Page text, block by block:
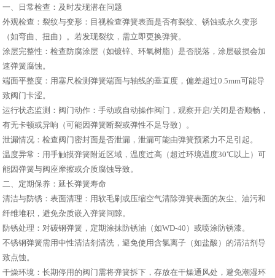
一、日常检查：及时发现潜在问题
外观检查：裂纹与变形：目视检查弹簧表面是否有裂纹、锈蚀或永久变形
（如弯曲、扭曲）。若发现裂纹，需立即更换弹簧。
涂层完整性：检查防腐涂层（如镀锌、环氧树脂）是否脱落，涂层破损会加
速弹簧腐蚀。
端面平整度：用塞尺检测弹簧端面与轴线的垂直度，偏差超过0.5mm可能导
致阀门卡涩。
运行状态监测：阀门动作：手动或自动操作阀门，观察开启/关闭是否顺畅，
有无卡顿或异响（可能因弹簧断裂或弹性不足导致）。
泄漏情况：检查阀门密封面是否泄漏，泄漏可能由弹簧预紧力不足引起。
温度异常：用手触摸弹簧附近区域，温度过高（超过环境温度30℃以上）可
能因弹簧与阀座摩擦或介质腐蚀导致。
二、定期保养：延长弹簧寿命
清洁与防锈：表面清理：用软毛刷或压缩空气清除弹簧表面的灰尘、油污和
纤维堆积，避免杂质嵌入弹簧间隙。
防锈处理：对碳钢弹簧，定期涂抹防锈油（如WD-40）或喷涂防锈漆。
不锈钢弹簧需用中性清洁剂清洗，避免使用含氯离子（如盐酸）的清洁剂导
致点蚀。
干燥环境：长期停用的阀门需将弹簧拆下，存放在干燥通风处，避免潮湿环